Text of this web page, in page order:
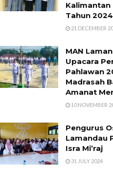
Kalimantan
Tahun 2024
21 DECEMBER
MAN
Upacara
Pahlawan
Madrasah
Amanat
10 NOVEMBER
Pengurus
Lamandau
Isra Mi’raj
31 JULY 2024